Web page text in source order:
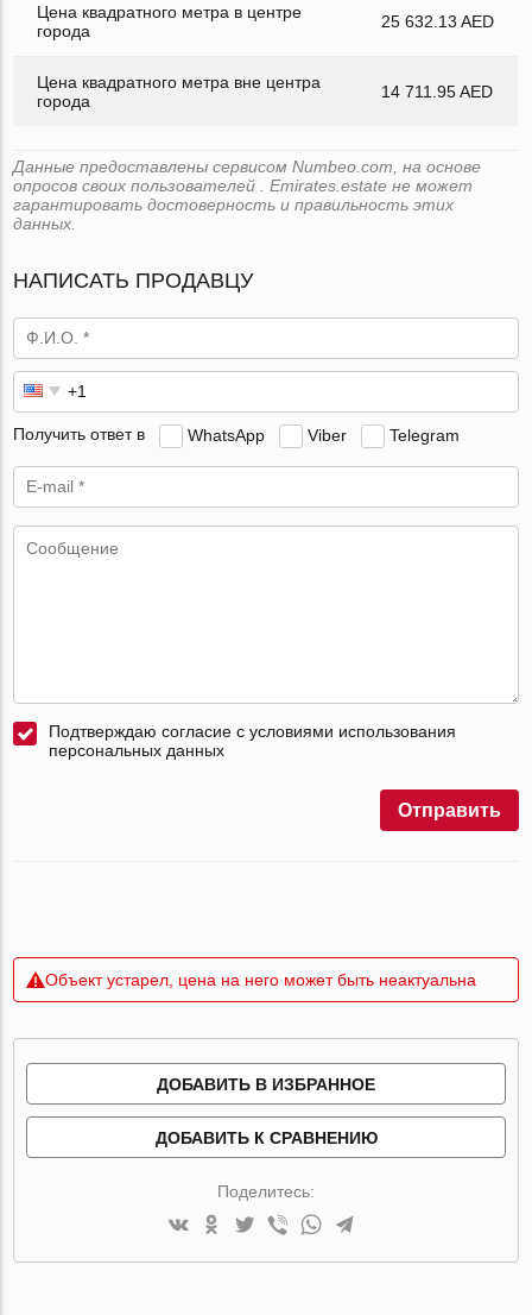
Цена квадратного метра в центре
города
25 632.13 AED
Цена квадратного метра вне центра
города
14 711.95 AED
Данные предоставлены сервисом Numbeo.com, на основе
опросов своих пользователей . Emirates.estate не может
гарантировать достоверность и правильность этих
данных.
НАПИСАТЬ ПРОДАВЦУ
Получить ответ в WhatsApp Viber Telegram
Подтверждаю согласие с условиями использования
персональных данных
Отправить
Объект устарел, цена на него может быть неактуальна
ДОБАВИТЬ В ИЗБРАННОЕ
ДОБАВИТЬ К СРАВНЕНИЮ
Поделитесь: